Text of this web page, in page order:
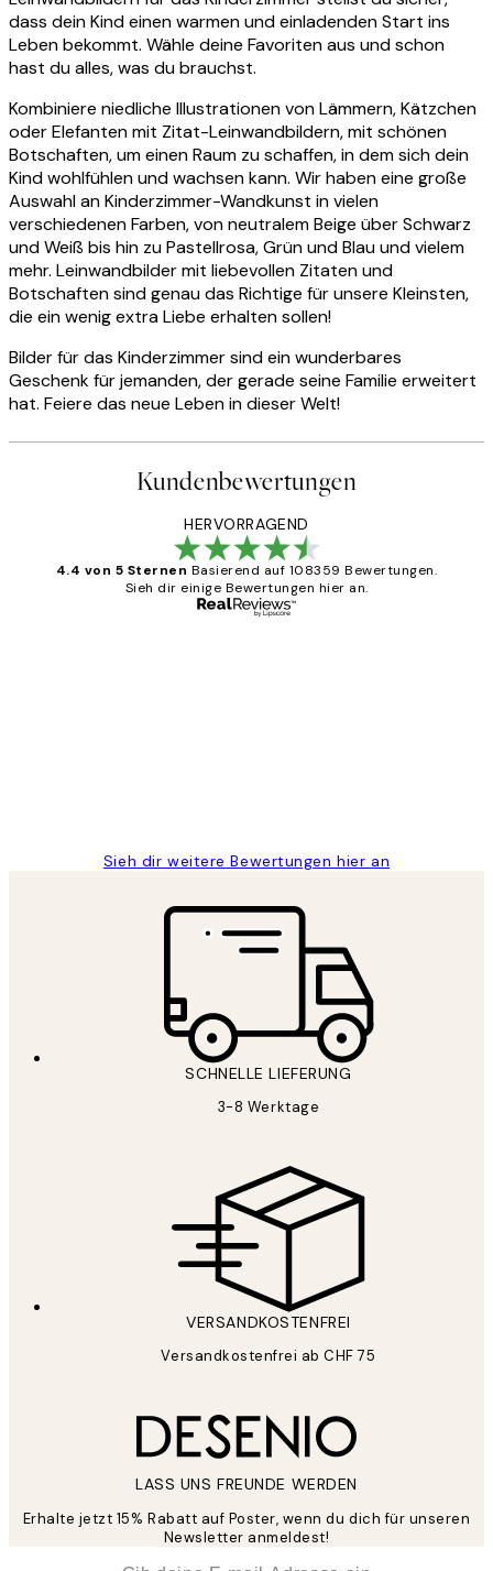
dass dein Kind einen warmen und einladenden Start ins
Leben bekommt. Wähle deine Favoriten aus und schon
hast du alles, was du brauchst.
Kombiniere niedliche Illustrationen von Lämmern, Kätzchen
oder Elefanten mit Zitat-Leinwandbildern, mit schönen
Botschaften, um einen Raum zu schaffen, in dem sich dein
Kind wohlfühlen und wachsen kann. Wir haben eine große
Auswahl an Kinderzimmer-Wandkunst in vielen
verschiedenen Farben, von neutralem Beige über Schwarz
und Weiß bis hin zu Pastellrosa, Grün und Blau und vielem
mehr. Leinwandbilder mit liebevollen Zitaten und
Botschaften sind genau das Richtige für unsere Kleinsten,
die ein wenig extra Liebe erhalten sollen!
Bilder für das Kinderzimmer sind ein wunderbares
Geschenk für jemanden, der gerade seine Familie erweitert
hat. Feiere das neue Leben in dieser Welt!
Kundenbewertungen
HERVORRAGEND
4.4 von 5 Sternen Basierend auf 108359 Bewertungen.
Sieh dir einige Bewertungen hier an.
Sieh dir weitere Bewertungen hier an
SCHNELLE LIEFERUNG
3-8 Werktage
VERSANDKOSTENFREI
Versandkostenfrei ab CHF 75
LASS UNS FREUNDE WERDEN
Erhalte jetzt 15% Rabatt auf Poster, wenn du dich für unseren
Newsletter anmeldest!